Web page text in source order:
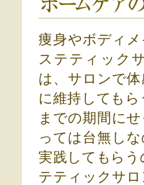
痩身やボディ
ステティック
は、サロンで
に維持しても
までの期間に
っては台無し
実践してもら
テティックサ